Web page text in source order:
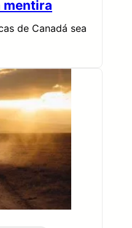
mentira
de Canadá sea